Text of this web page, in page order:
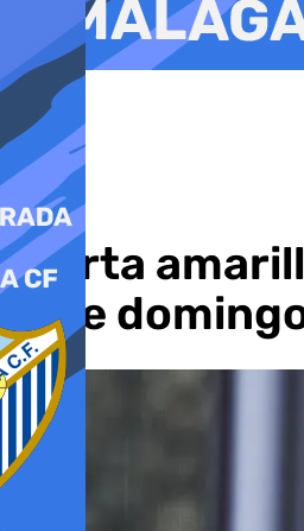
Alerta
este